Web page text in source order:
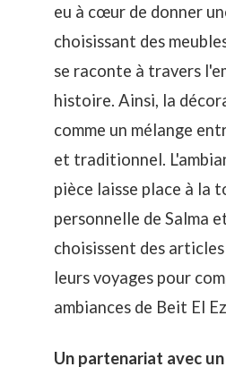
eu à cœur de donner
choisissant des
se raconte à travers
histoire. Ainsi, la
comme un mélange
et traditionnel.
pièce laisse place à la
personnelle de Salma
choisissent des
leurs voyages pour
ambiances de Beit El
Un partenariat avec